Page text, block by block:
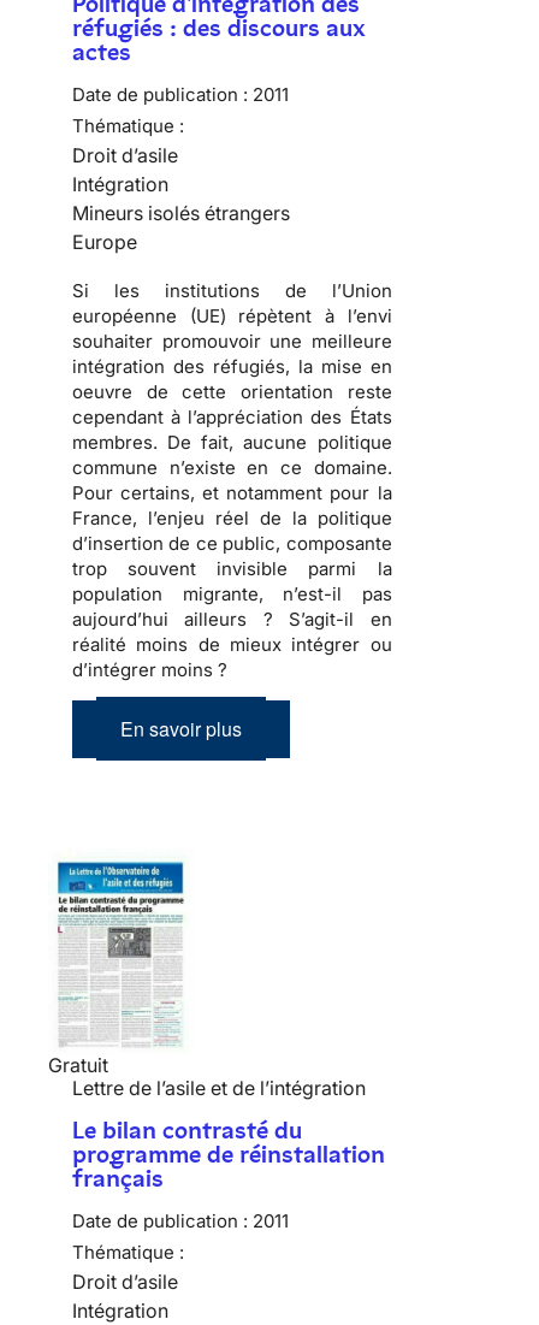
réfugiés : des discours aux
actes
Date de publication : 2011
Thématique :
Droit d’asile
Intégration
Mineurs isolés étrangers
Europe
Si les institutions de l’Union
européenne (UE) répètent à l’envi
souhaiter promouvoir une meilleure
intégration des réfugiés, la mise en
oeuvre de cette orientation reste
cependant à l’appréciation des États
membres. De fait,aucune politique
commune n’existe en ce domaine.
Pour certains, et notamment pour la
France, l’enjeu réel de la politique
d’insertion de ce public, composante
trop souvent invisible parmi la
population migrante, n’est-il pas
aujourd’hui ailleurs ? S’agit-il en
réalité moins de mieux intégrer ou
d’intégrer moins ?
En savoir plus
Gratuit
Lettre de l’asile et de l’intégration
Le bilan contrasté du
programme de réinstallation
français
Date de publication : 2011
Thématique :
Droit d’asile
Intégration